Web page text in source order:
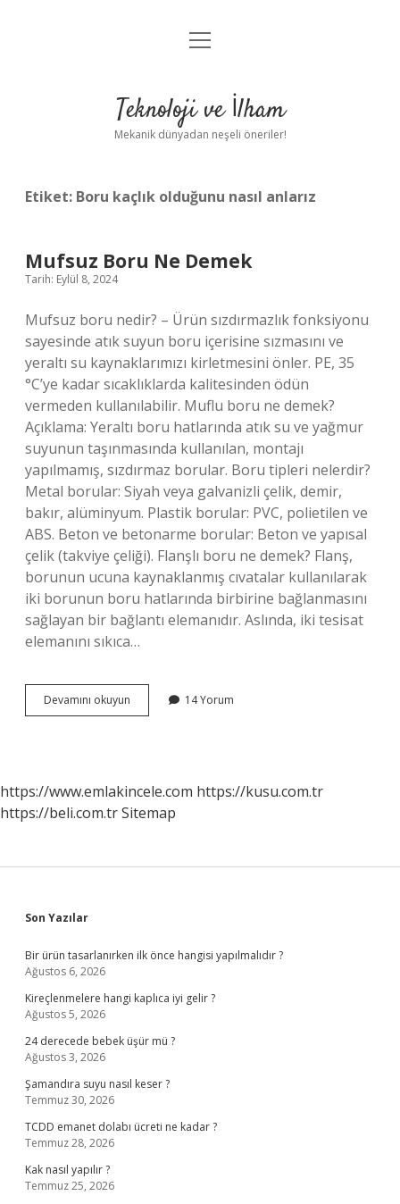
Anasayfa
Yasal Uyarı
menüyü
Teknoloji ve İlham
Mekanik dünyadan neşeli öneriler!
Etiket: Boru kaçlık olduğunu nasıl anlarız
Mufsuz Boru Ne Demek
Tarih: Eylül 8, 2024
Mufsuz boru nedir? – Ürün sızdırmazlık fonksiyonu
sayesinde atık suyun boru içerisine sızmasını ve
yeraltı su kaynaklarımızı kirletmesini önler. PE, 35
°C’ye kadar sıcaklıklarda kalitesinden ödün
vermeden kullanılabilir. Muflu boru ne demek?
Açıklama: Yeraltı boru hatlarında atık su ve yağmur
suyunun taşınmasında kullanılan, montajı
yapılmamış, sızdırmaz borular. Boru tipleri nelerdir?
Metal borular: Siyah veya galvanizli çelik, demir,
bakır, alüminyum. Plastik borular: PVC, polietilen ve
ABS. Beton ve betonarme borular: Beton ve yapısal
çelik (takviye çeliği). Flanşlı boru ne demek? Flanş,
borunun ucuna kaynaklanmış cıvatalar kullanılarak
iki borunun boru hatlarında birbirine bağlanmasını
sağlayan bir bağlantı elemanıdır. Aslında, iki tesisat
elemanını sıkıca…
Devamını okuyun
Boru
14 Yorum
https://www.emlakincele.com https://kusu.com.tr
https://beli.com.trSitemap
Sidebar
Son Yazılar
Bir ürün tasarlanırken ilk önce hangisi yapılmalıdır ?
Ağustos 6, 2026
Kireçlenmelere hangi kaplıca iyi gelir ?
Ağustos 5, 2026
24 derecede bebek üşür mü ?
Ağustos 3, 2026
Şamandıra suyu nasıl keser ?
Temmuz 30, 2026
TCDD emanet dolabı ücreti ne kadar ?
Temmuz 28, 2026
Kak nasıl yapılır ?
Temmuz 25, 2026